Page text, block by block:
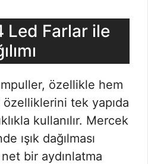
Led Farlar ile
özellikle hem
özelliklerini tek yapıda
kullanılır. Mercek
ışık dağılması
bir aydınlatma